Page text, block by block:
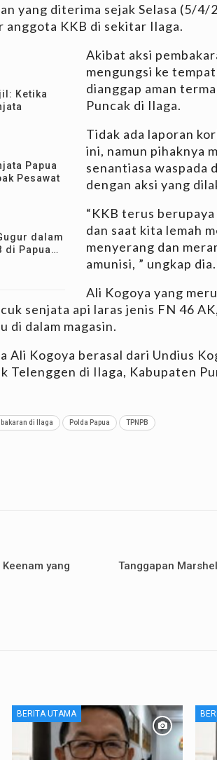
yang diterima sejak Selasa (5/
anggota KKB di sekitar Ilaga.
Ketika
Papua
Pesawat
dalam
di Papua…
Akibat aksi
mengungsi ke
dianggap aman
Puncak di Ilaga.
Tidak ada laporan
ini, namun pihaknya
senantiasa waspada
dengan aksi yang
“KKB terus
dan saat kita lemah
menyerang dan
amunisi, ” ungkap dia.
Ali Kogoya yang
senjata api laras jenis FN 46
di dalam magasin.
Ali Kogoya berasal dari Undius
Telenggen di Ilaga, Kabupaten
di Ilaga Polda Papua TPNPB
yang
Tanggapan
BERITA UTAMA